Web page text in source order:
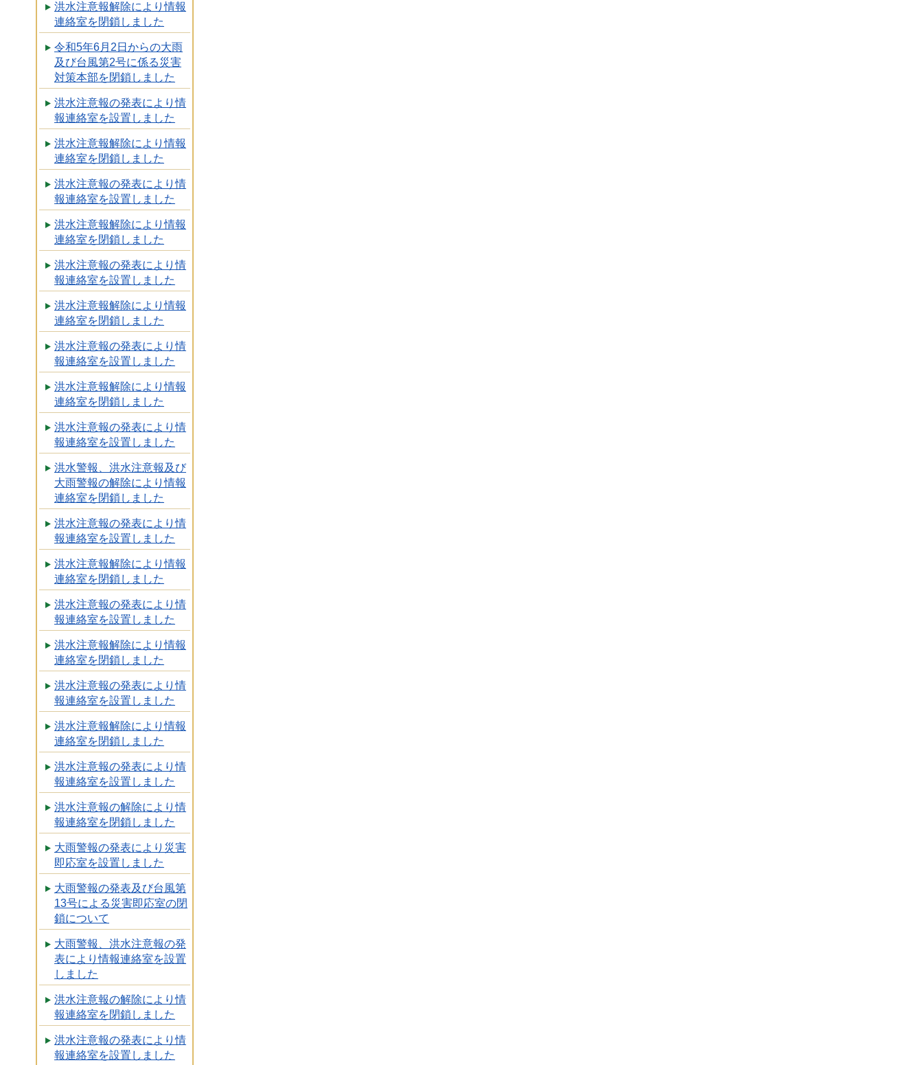
洪水注意報解除により情報
連絡室を閉鎖しました
令和5年6月2日からの大雨
及び台風第2号に係る災害
対策本部を閉鎖しました
洪水注意報の発表により情
報連絡室を設置しました
洪水注意報解除により情報
連絡室を閉鎖しました
洪水注意報の発表により情
報連絡室を設置しました
洪水注意報解除により情報
連絡室を閉鎖しました
洪水注意報の発表により情
報連絡室を設置しました
洪水注意報解除により情報
連絡室を閉鎖しました
洪水注意報の発表により情
報連絡室を設置しました
洪水注意報解除により情報
連絡室を閉鎖しました
洪水注意報の発表により情
報連絡室を設置しました
洪水警報、洪水注意報及び
大雨警報の解除により情報
連絡室を閉鎖しました
洪水注意報の発表により情
報連絡室を設置しました
洪水注意報解除により情報
連絡室を閉鎖しました
洪水注意報の発表により情
報連絡室を設置しました
洪水注意報解除により情報
連絡室を閉鎖しました
洪水注意報の発表により情
報連絡室を設置しました
洪水注意報解除により情報
連絡室を閉鎖しました
洪水注意報の発表により情
報連絡室を設置しました
洪水注意報の解除により情
報連絡室を閉鎖しました
大雨警報の発表により災害
即応室を設置しました
大雨警報の発表及び台風第
13号による災害即応室の閉
鎖について
大雨警報、洪水注意報の発
表により情報連絡室を設置
しました
洪水注意報の解除により情
報連絡室を閉鎖しました
洪水注意報の発表により情
報連絡室を設置しました